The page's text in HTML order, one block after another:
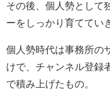
その後、個人勢として
ーをしっかり育ててい
個人勢時代は事務所の
けで、チャンネル登録
で積み上げたもの。